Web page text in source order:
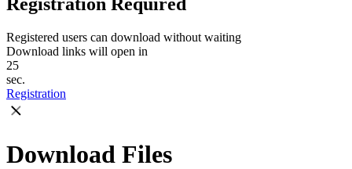
Registered users can download without waiting
Download links will open in
25
sec.
Registration
Download Files